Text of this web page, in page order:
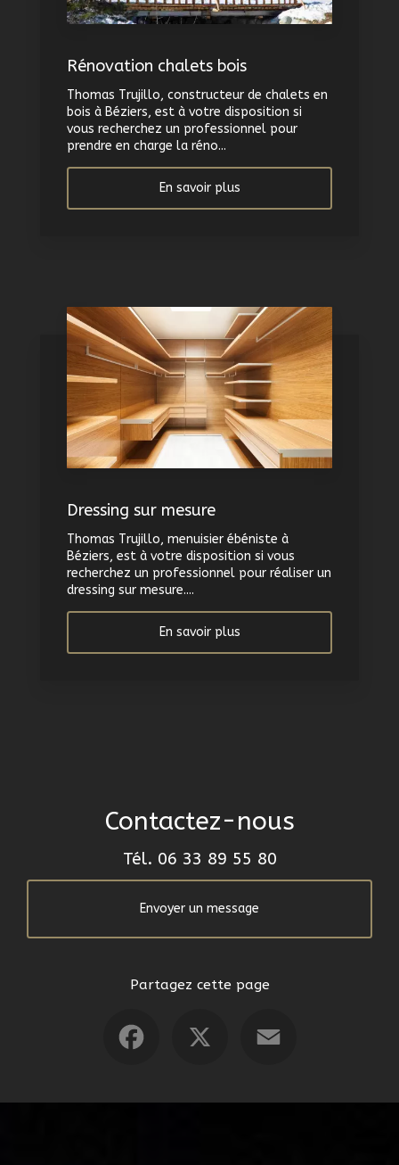
Rénovation chalets bois
Thomas Trujillo, constructeur de chalets en
bois à Béziers, est à votre disposition si
vous recherchez un professionnel pour
prendre en charge la réno...
En savoir plus
Dressing sur mesure
Thomas Trujillo, menuisier ébéniste à
Béziers, est à votre disposition si vous
recherchez un professionnel pour réaliser un
dressing sur mesure....
En savoir plus
Contactez-nous
Tél. 06 33 89 55 80
Envoyer un message
Partagez cette page